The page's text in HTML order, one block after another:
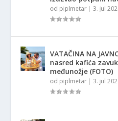
od piplmetar |3. jul
VATAČINA NA
nasred kafića
međunožje (FOTO)
od piplmetar |3. jul